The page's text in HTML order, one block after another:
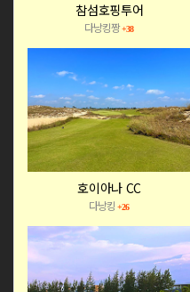
참섬호핑투어
다낭킹짱+38
호이아나 CC
다낭킹+26